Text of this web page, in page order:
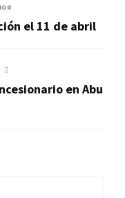
el 11 de abril
en Abu